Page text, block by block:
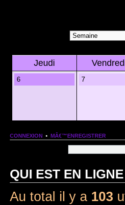
Jeudi
6 7
CONNEXION • MÂ€™ENREGISTRER
QUI EST EN LIGNE
Au total il y a 103